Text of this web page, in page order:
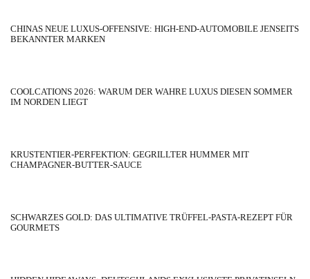
CHINAS NEUE LUXUS-OFFENSIVE: HIGH-END-AUTOMOBILE JENSEITS
BEKANNTER MARKEN
COOLCATIONS 2026: WARUM DER WAHRE LUXUS DIESEN SOMMER
IM NORDEN LIEGT
KRUSTENTIER-PERFEKTION: GEGRILLTER HUMMER MIT
CHAMPAGNER-BUTTER-SAUCE
SCHWARZES GOLD: DAS ULTIMATIVE TRÜFFEL-PASTA-REZEPT FÜR
GOURMETS